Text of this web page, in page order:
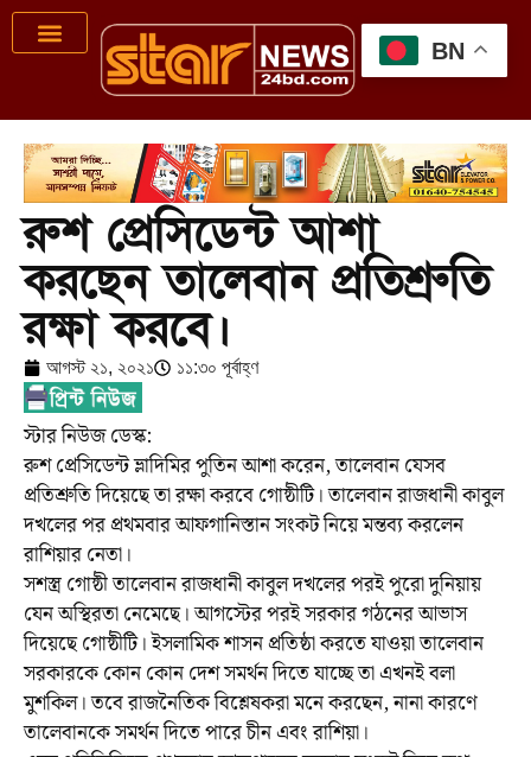
রুশ প্রেসিডেন্ট আশা
করছেন তালেবান প্রতিশ্রুতি
রক্ষা করবে।
আগস্ট ২১, ২০২১ ১১:৩০ পূর্বাহ্ণ
স্টার নিউজ ডেস্ক:
রুশ প্রেসিডেন্ট ভ্লাদিমির পুতিন আশা করেন, তালেবান যেসব
প্রতিশ্রুতি দিয়েছে তা রক্ষা করবে গোষ্ঠীটি। তালেবান রাজধানী কাবুল
দখলের পর প্রথমবার আফগানিস্তান সংকট নিয়ে মন্তব্য করলেন
রাশিয়ার নেতা।
সশস্ত্র গোষ্ঠী তালেবান রাজধানী কাবুল দখলের পরই পুরো দুনিয়ায়
যেন অস্থিরতা নেমেছে। আগস্টের পরই সরকার গঠনের আভাস
দিয়েছে গোষ্ঠীটি। ইসলামিক শাসন প্রতিষ্ঠা করতে যাওয়া তালেবান
সরকারকে কোন কোন দেশ সমর্থন দিতে যাচ্ছে তা এখনই বলা
মুশকিল। তবে রাজনৈতিক বিশ্লেষকরা মনে করছেন, নানা কারণে
তালেবানকে সমর্থন দিতে পারে চীন এবং রাশিয়া।
BN